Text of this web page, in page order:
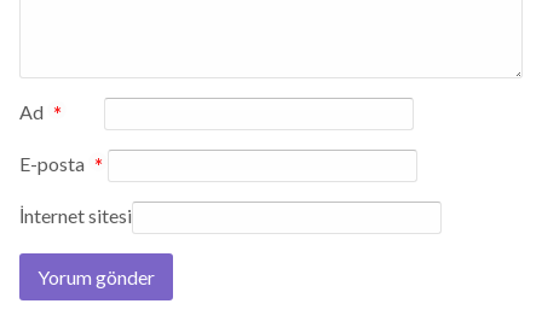
Ad *
E-posta *
İnternet sitesi